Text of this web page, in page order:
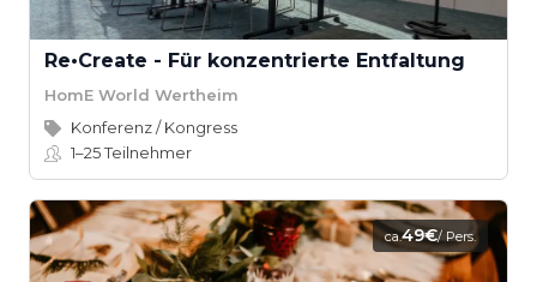
Re•Create - Für konzentrierte Entfaltung
HomE World Wertheim
Konferenz / Kongress
1–25Teilnehmer
ca.49€/ Pers.